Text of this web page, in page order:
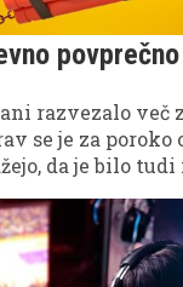
razvezalo več
se je za poroko
da je bilo tudi
se je ločilo.